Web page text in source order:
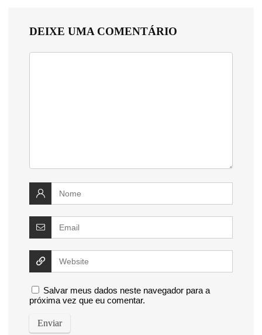
DEIXE UMA COMENTÁRIO
Salvar meus dados neste navegador para a
próxima vez que eu comentar.